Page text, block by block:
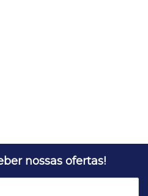
nossas ofertas!